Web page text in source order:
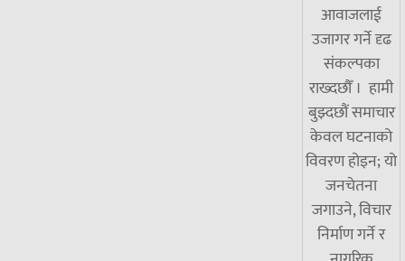
आवाजलाई
उजागर गर्ने दृढ
संकल्पका
राख्दछौँ । हामी
बुझ्दछौं समाचार
केवल घटनाको
विवरण होइन; यो
जनचेतना
जगाउने, विचार
निर्माण गर्ने र